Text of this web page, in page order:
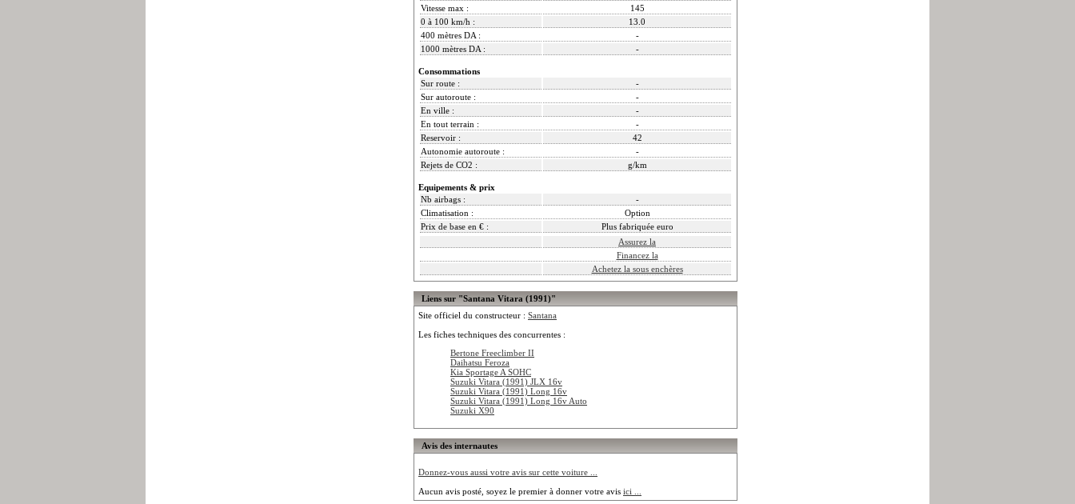
Vitesse max :
145
0 à 100 km/h :
13.0
400 mètres DA :
-
1000 mètres DA :
-
Consommations
Sur route :
-
Sur autoroute :
-
En ville :
-
En tout terrain :
-
Reservoir :
42
Autonomie autoroute :
-
Rejets de CO2 :
g/km
Equipements & prix
Nb airbags :
-
Climatisation :
Option
Prix de base en € :
Plus fabriquée euro
Assurez la
Financez la
Achetez la sous enchères
Liens sur "Santana Vitara (1991)"
Site officiel du constructeur : Santana
Les fiches techniques des concurrentes :
Bertone Freeclimber II
Daihatsu Feroza
Kia Sportage A SOHC
Suzuki Vitara (1991) JLX 16v
Suzuki Vitara (1991) Long 16v
Suzuki Vitara (1991) Long 16v Auto
Suzuki X90
Avis des internautes
Donnez-vous aussi votre avis sur cette voiture ...
Aucun avis posté, soyez le premier à donner votre avis ici ...